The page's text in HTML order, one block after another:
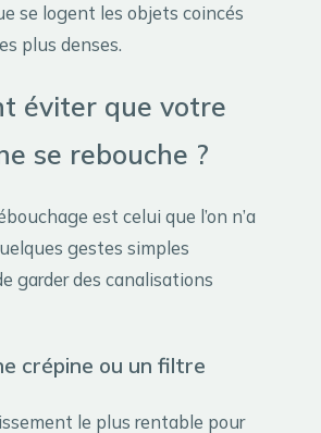
se logent les objets coincés
plus denses.
éviter que votre
se rebouche ?
est celui que l’on n’a
gestes simples
garder des canalisations
crépine ou un filtre
le plus rentable pour